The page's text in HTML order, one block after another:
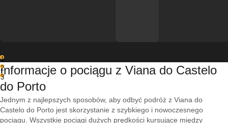
1
2
3
Informacje o pociągu z Viana do Castelo
do Porto
Jednym z najlepszych sposobów, aby odbyć podróż z Viana do
Castelo do Porto jest skorzystanie z szybkiego i nowoczesnego
pociągu. Wszystkie pociągi dużych prędkości kursujące między